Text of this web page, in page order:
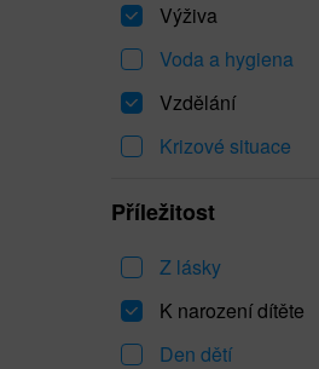
Výživa
Voda a hygiena
Vzdělání
Krizové situace
Příležitost
Z lásky
K narození dítěte
Den dětí